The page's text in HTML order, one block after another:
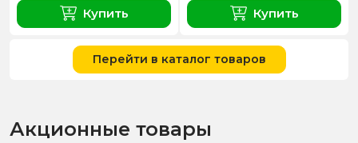
Купить Купить
Перейти в каталог товаров
Акционные товары